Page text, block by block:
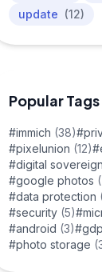
update (12)
Popular Tags
#immich (38)
#pixelunion (12)
#digital
#google photos
#data protection
#security (5)
#android (3)
#photo storage